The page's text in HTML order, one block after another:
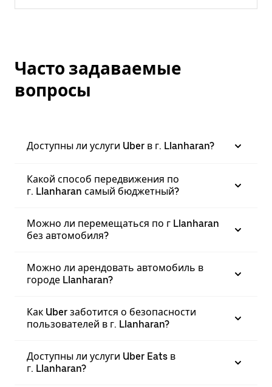
Часто задаваемые
вопросы
Доступны ли услуги Uber в г. Llanharan?
Какой способ передвижения по
г. Llanharan самый бюджетный?
Можно ли перемещаться по г Llanharan
без автомобиля?
Можно ли арендовать автомобиль в
городе Llanharan?
Как Uber заботится о безопасности
пользователей в г. Llanharan?
Доступны ли услуги Uber Eats в
г. Llanharan?